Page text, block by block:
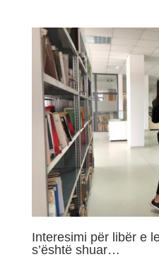
Interesimi për libër e
s’është shuar…